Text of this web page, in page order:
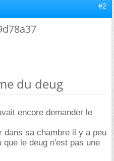
#2
du deug
encore demander le
dans sa chambre il y a peu
le deug n'est pas une